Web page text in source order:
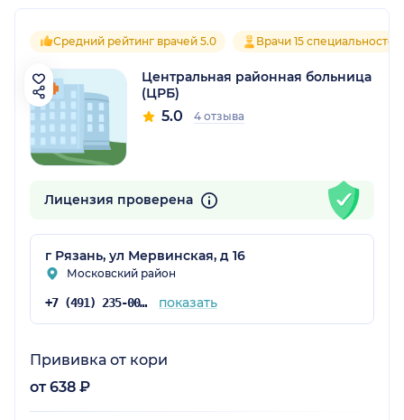
Средний рейтинг врачей 5.0 Врачи 15 специальностей
Центральная районная больница
(ЦРБ)
5.0 4 отзыва
Лицензия проверена
г Рязань, ул Мервинская, д 16
Московский район
+7 (491) 235-00-56 показать
Прививка от кори
от 638 ₽